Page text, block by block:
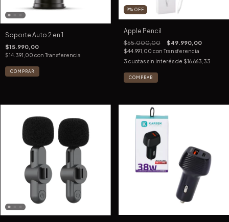
Soporte Auto 2 en 1
$15.990,00
$14.391,00 con Transferencia
9% OFF
Apple Pencil
$55.000,00 $49.990,00
$44.991,00 con Transferencia
3 cuotas sin interés de $16.663,33